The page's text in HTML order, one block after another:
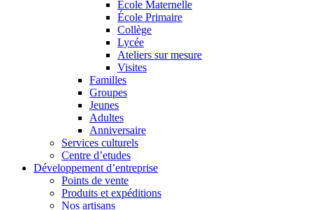
École Maternelle
École Primaire
Collège
Lycée
Ateliers sur mesure
Visites
Familles
Groupes
Jeunes
Adultes
Anniversaire
Services culturels
Centre d’etudes
Développement d’entreprise
Points de vente
Produits et expéditions
Nos artisans